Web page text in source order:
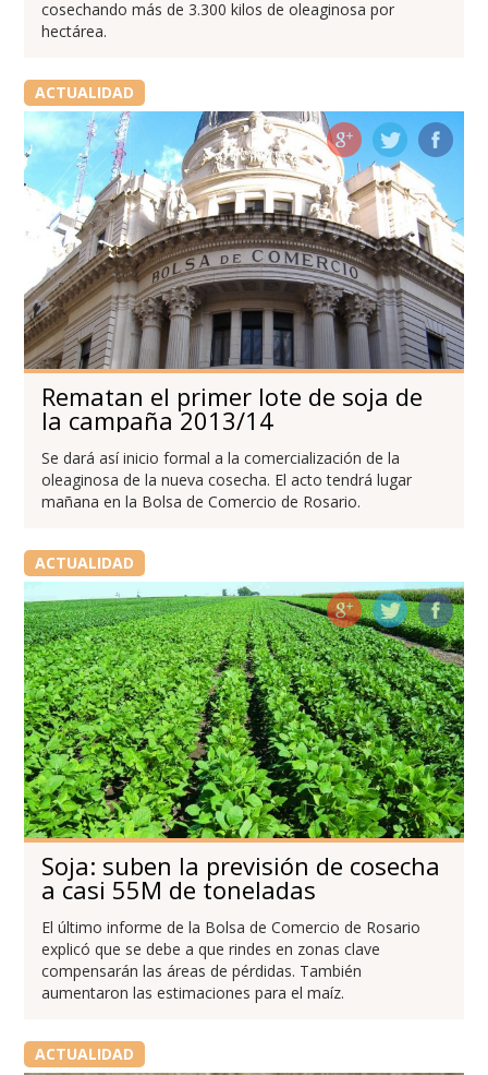
cosechando más de 3.300 kilos de oleaginosa por
hectárea.
ACTUALIDAD
Rematan el primer lote de soja de
la campaña 2013/14
Se dará así inicio formal a la comercialización de la
oleaginosa de la nueva cosecha. El acto tendrá lugar
mañana en la Bolsa de Comercio de Rosario.
ACTUALIDAD
Soja: suben la previsión de cosecha
a casi 55M de toneladas
El último informe de la Bolsa de Comercio de Rosario
explicó que se debe a que rindes en zonas clave
compensarán las áreas de pérdidas. También
aumentaron las estimaciones para el maíz.
ACTUALIDAD